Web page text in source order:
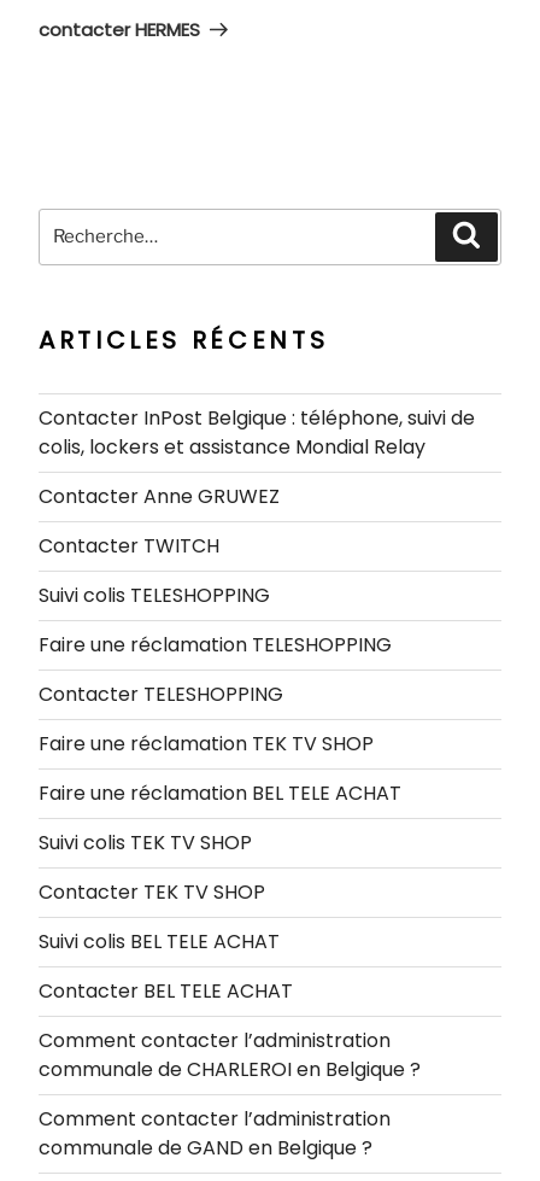
suivant
contacter HERMES
Recherche
pour
ARTICLES RÉCENTS
Contacter InPost Belgique : téléphone, suivi de
colis, lockers et assistance Mondial Relay
Contacter Anne GRUWEZ
Contacter TWITCH
Suivi colis TELESHOPPING
Faire une réclamation TELESHOPPING
Contacter TELESHOPPING
Faire une réclamation TEK TV SHOP
Faire une réclamation BEL TELE ACHAT
Suivi colis TEK TV SHOP
Contacter TEK TV SHOP
Suivi colis BEL TELE ACHAT
Contacter BEL TELE ACHAT
Comment contacter l’administration
communale de CHARLEROI en Belgique ?
Comment contacter l’administration
communale de GAND en Belgique ?